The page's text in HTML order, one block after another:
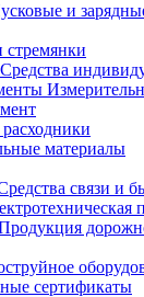
и
Средства
материалы
связи и
сертификаты